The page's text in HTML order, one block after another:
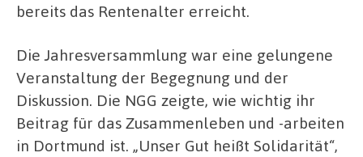
bereits das Rentenalter erreicht.
Die Jahresversammlung war eine gelungene
Veranstaltung der Begegnung und der
Diskussion. Die NGG zeigte, wie wichtig ihr
Beitrag für das Zusammenleben und -arbeiten
in Dortmund ist. „Unser Gut heißt Solidarität“,